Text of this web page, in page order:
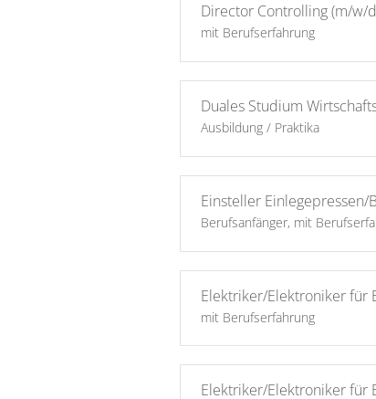
Director Controlling (m/w/
mit Berufserfahrung
Duales Studium
Ausbildung / Praktika
Einsteller
Berufsanfänger, mit
Elektriker/Elektroniker für
mit Berufserfahrung
Elektriker/Elektroniker für